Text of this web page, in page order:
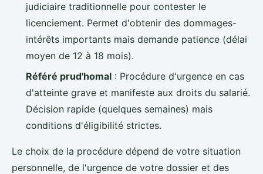
judiciaire traditionnelle pour contester le
licenciement. Permet d'obtenir des dommages-
intérêts importants mais demande patience (délai
moyen de 12 à 18 mois).
Référé prud'homal : Procédure d'urgence en cas
d'atteinte grave et manifeste aux droits du salarié.
Décision rapide (quelques semaines) mais
conditions d'éligibilité strictes.
Le choix de la procédure dépend de votre situation
personnelle, de l'urgence de votre dossier et des